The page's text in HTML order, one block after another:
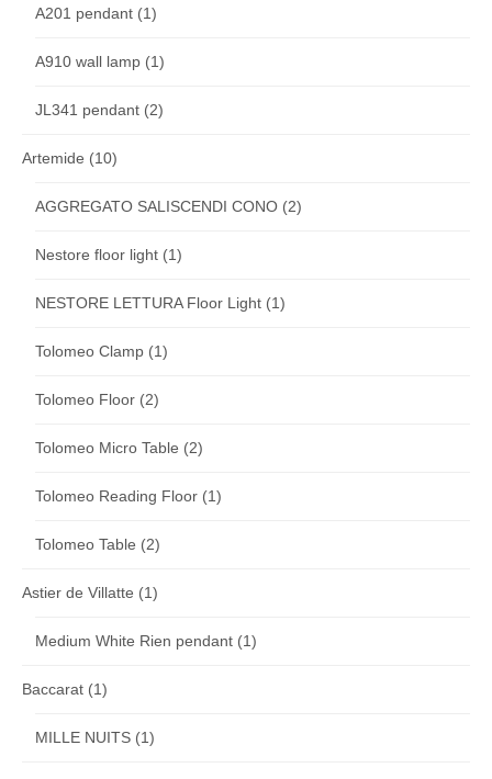
A201 pendant (1)
A910 wall lamp (1)
JL341 pendant (2)
Artemide (10)
AGGREGATO SALISCENDI CONO (2)
Nestore floor light (1)
NESTORE LETTURA Floor Light (1)
Tolomeo Clamp (1)
Tolomeo Floor (2)
Tolomeo Micro Table (2)
Tolomeo Reading Floor (1)
Tolomeo Table (2)
Astier de Villatte (1)
Medium White Rien pendant (1)
Baccarat (1)
MILLE NUITS (1)